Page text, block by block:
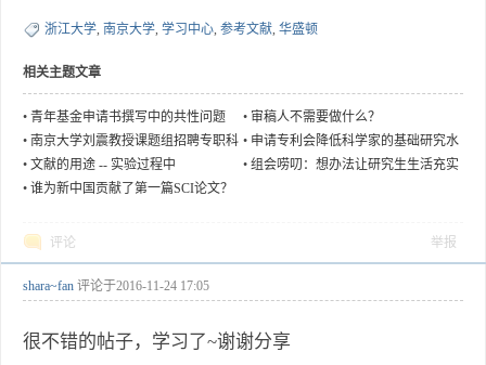
浙江大学, 南京大学, 学习中心, 参考文献, 华盛顿
相关主题文章
• 青年基金申请书撰写中的共性问题 • 审稿人不需要做什么？
• 南京大学刘震教授课题组招聘专职科
研人员和博士后
• 申请专利会降低科学家的基础研究水
平吗？
• 文献的用途 -- 实验过程中 • 组会唠叨：想办法让研究生生活充实
• 谁为新中国贡献了第一篇SCI论文？
评论 举报
shara~fan 评论于2016-11-24 17:05
很不错的帖子，学习了~谢谢分享